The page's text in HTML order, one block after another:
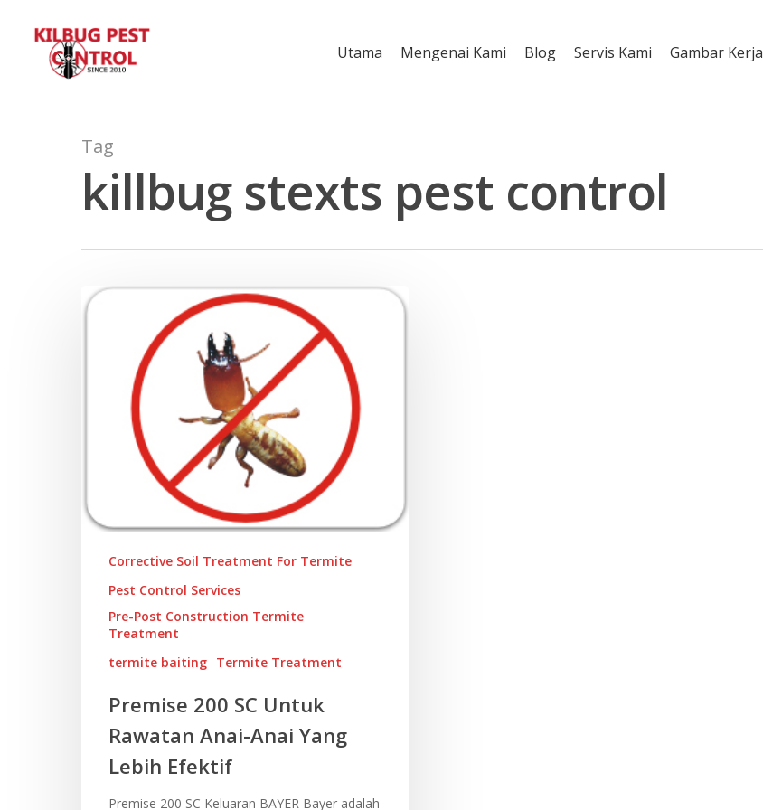
Utama Mengenai Kami Blog Servis Kami Gambar Kerja
Tag
killbug stexts pest control
Corrective Soil Treatment For Termite
Pest Control Services
Pre-Post Construction Termite
Treatment
termite baiting Termite Treatment
Premise 200 SC Untuk
Rawatan Anai-Anai Yang
Lebih Efektif
Premise 200 SC Keluaran BAYER Bayer adalah